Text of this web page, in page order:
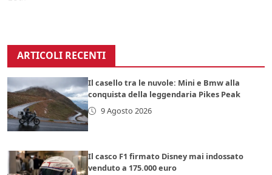
ARTICOLI RECENTI
Il casello tra le nuvole: Mini e Bmw alla
conquista della leggendaria Pikes Peak
9 Agosto 2026
Il casco F1 firmato Disney mai indossato
venduto a 175.000 euro